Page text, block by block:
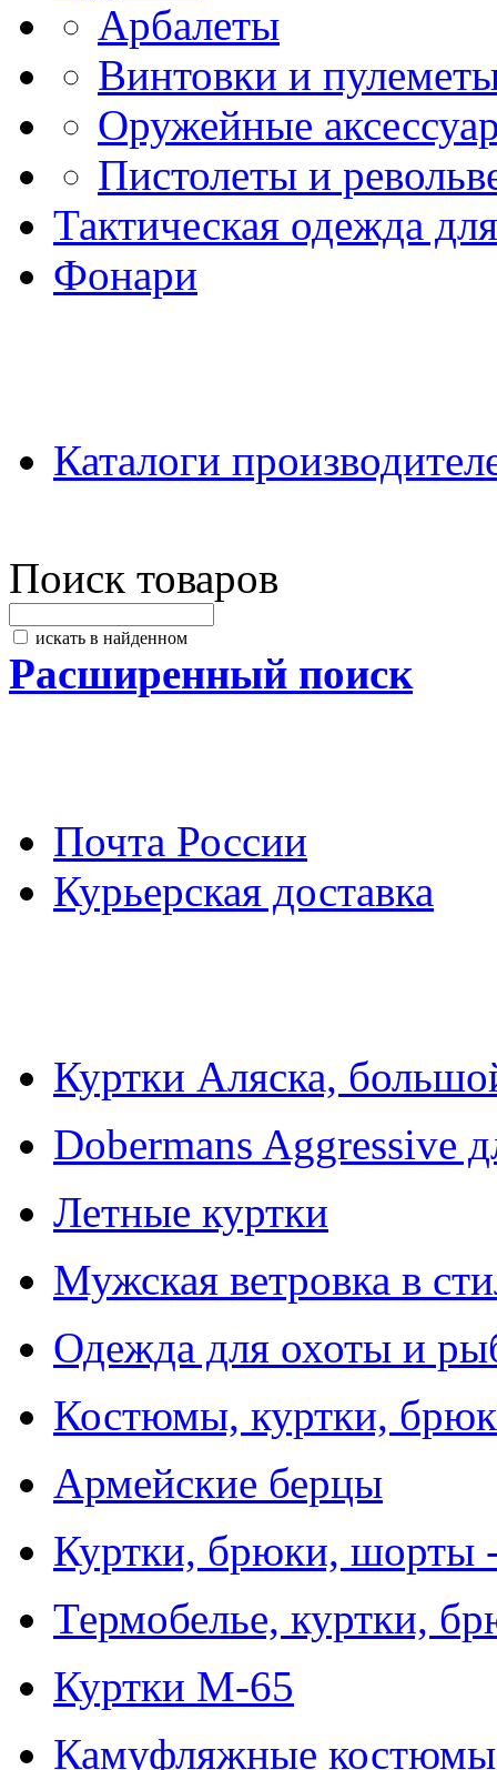
Арбалеты
Винтовки и
Оружейные
Пистолеты и
Тактическая одежда
Фонари
Каталоги
Поиск товаров
искать в найденном
Расширенный поиск
Почта России
Курьерская доставка
Куртки Аляска,
Dobermans Aggressive
Летные куртки
Мужская ветровка в
Одежда для охоты и
Костюмы, куртки,
Армейские берцы
Куртки, брюки, шорты
Термобелье, куртки,
Куртки M-65
Камуфляжные костюмы